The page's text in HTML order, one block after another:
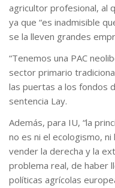
agricultor profesional, al
ya que “es inadmisible
se la lleven grandes
“Tenemos una PAC
sector primario
las puertas a los fondos
sentencia Lay.
Además, para IU, “la
no es ni el ecologismo,
vender la derecha y la
problema real, de haber
políticas agrícolas